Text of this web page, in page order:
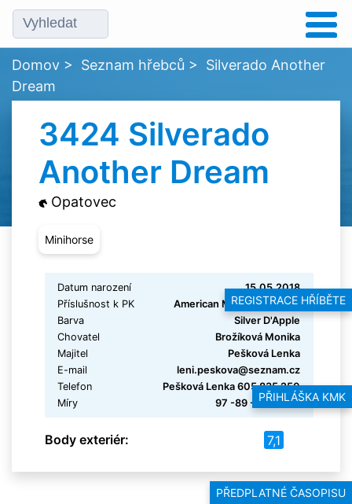
REGISTRACE HŘÍBĚTE
PŘIHLÁŠKA KMK
PŘEDPLATNÉ ČASOPISU
Domov > Seznam hřebců > Silverado Another
Dream
3424 Silverado
Another Dream
Opatovec
Minihorse
Datum narození
15.05.2018
Příslušnost k PK
American Miniature Horse
Barva
Silver D'Apple
Chovatel
Brožíková Monika
Majitel
Pešková Lenka
E-mail
leni.peskova@seznam.cz
Telefon
Pešková Lenka 605 835 250
Míry
97 -89 -120 -12.5
Body exteriér: 7,1